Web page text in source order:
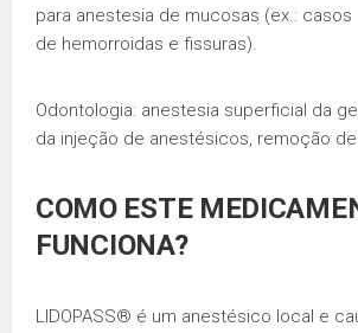
para anestesia de mucosas (ex.: casos
de hemorroidas e fissuras).
Odontologia: anestesia superficial da
da injeção de anestésicos, remoção
COMO ESTE
FUNCIONA?
LIDOPASS® é um anestésico local e